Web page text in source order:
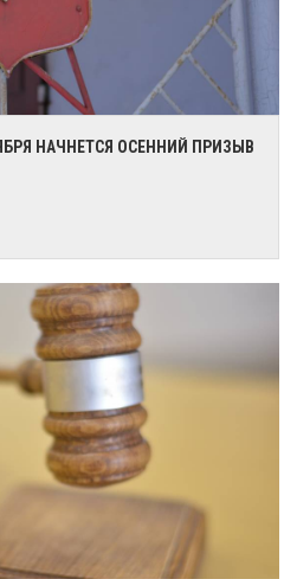
НАЧНЕТСЯ ОСЕННИЙ ПРИЗЫВ